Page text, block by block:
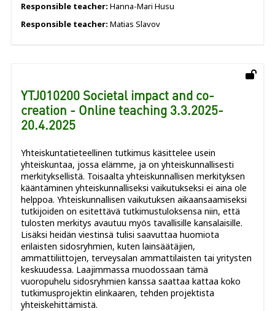
Responsible teacher: Hanna-Mari Husu
Responsible teacher: Matias Slavov
YTJ010200 Societal impact and co-
creation - Online teaching 3.3.2025-
20.4.2025
Yhteiskuntatieteellinen tutkimus käsittelee usein
yhteiskuntaa, jossa elämme, ja on yhteiskunnallisesti
merkityksellistä. Toisaalta yhteiskunnallisen merkityksen
kääntäminen yhteiskunnalliseksi vaikutukseksi ei aina ole
helppoa. Yhteiskunnallisen vaikutuksen aikaansaamiseksi
tutkijoiden on esitettävä tutkimustuloksensa niin, että
tulosten merkitys avautuu myös tavallisille kansalaisille.
Lisäksi heidän viestinsä tulisi saavuttaa huomiota
erilaisten sidosryhmien, kuten lainsäätäjien,
ammattiliittojen, terveysalan ammattilaisten tai yritysten
keskuudessa. Laajimmassa muodossaan tämä
vuoropuhelu sidosryhmien kanssa saattaa kattaa koko
tutkimusprojektin elinkaaren, tehden projektista
yhteiskehittämistä.